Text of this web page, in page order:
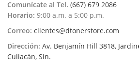
Comunícate al Tel. (667) 679 2086
Horario: 9:00 a.m. a 5:00 p.m.
Correo: clientes@dtonerstore.com
Dirección: Av. Benjamín Hill 3818,
Culiacán, Sin.